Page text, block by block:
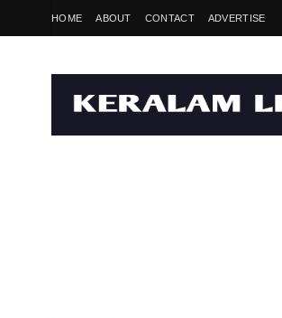
HOME ABOUT CONTACT ADVERTISE